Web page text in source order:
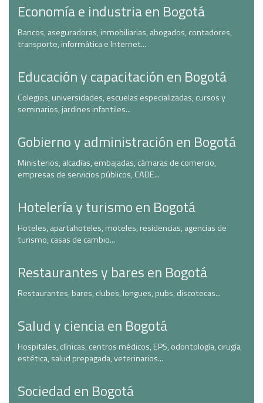
Economía e industria en Bogotá
Bancos, aseguradoras, inmobiliarias, abogados, contadores,
transporte, informática e Internet...
Educación y capacitación en Bogotá
Colegios, universidades, escuelas especializadas, cursos y
seminarios, jardines infantiles...
Gobierno y administración en Bogotá
Ministerios, alcadías, embajadas, cámaras de comercio,
empresas de servicios públicos, CADE...
Hotelería y turismo en Bogotá
Hoteles, apartahoteles, moteles, residencias, agencias de
turismo, casas de cambio...
Restaurantes y bares en Bogotá
Restaurantes, bares, clubes, longues, pubs, discotecas...
Salud y ciencia en Bogotá
Hospitales, clínicas, centros médicos, EPS, odontología, cirugía
estética, salud prepagada, veterinarios...
Sociedad en Bogotá